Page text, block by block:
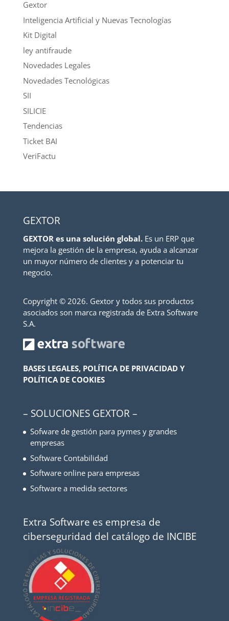
Gextor
Inteligencia Artificial y Nuevas Tecnologías
Kit Digital
ley antifraude
Novedades Legales
Novedades Tecnológicas
SII
SILICIE
Tendencias
Ticket BAI
VeriFactu
GEXTOR
GEXTOR es una solución global.Es un ERP que
mejora la gestión de la empresa, ayuda a alcanzar
un mayor número de clientes y a potenciar tu
negocio.
Copyright © 2026. Gextor y todos sus productos
asociados son marca registrada de Extra Software
S.A.
BASES LEGALES, POLÍTICA DE PRIVACIDAD Y
POLÍTICA DE COOKIES
– SOLUCIONES GEXTOR –
Sofware de gestión para pymes y grandes
empresas
Software Contabilidad
Software online para empresas
Software a medida sectores
Extra Software es empresa de
ciberseguridad del catálogo de INCIBE